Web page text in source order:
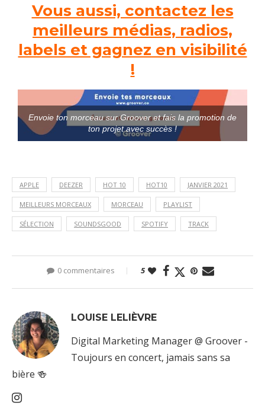
Vous aussi, contactez les
meilleurs médias, radios,
labels et gagnez en visibilité
!
Envoie ton morceau sur Groover et fais la promotion de
ton projet avec succès !
APPLE DEEZER HOT 10 HOT10 JANVIER 2021
MEILLEURS MORCEAUX MORCEAU PLAYLIST
SÉLECTION SOUNDSGOOD SPOTIFY TRACK
0 commentaires 5
LOUISE LELIÈVRE
Digital Marketing Manager @ Groover -
Toujours en concert, jamais sans sa
bière 🍻